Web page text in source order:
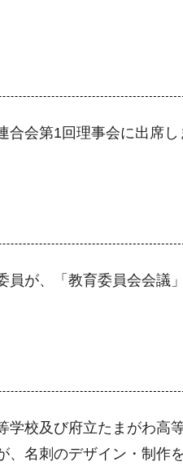
会第1回理事会に出席し
員が、「教育委員会会議
学校及び府立たまがわ
、名刺のデザイン・制